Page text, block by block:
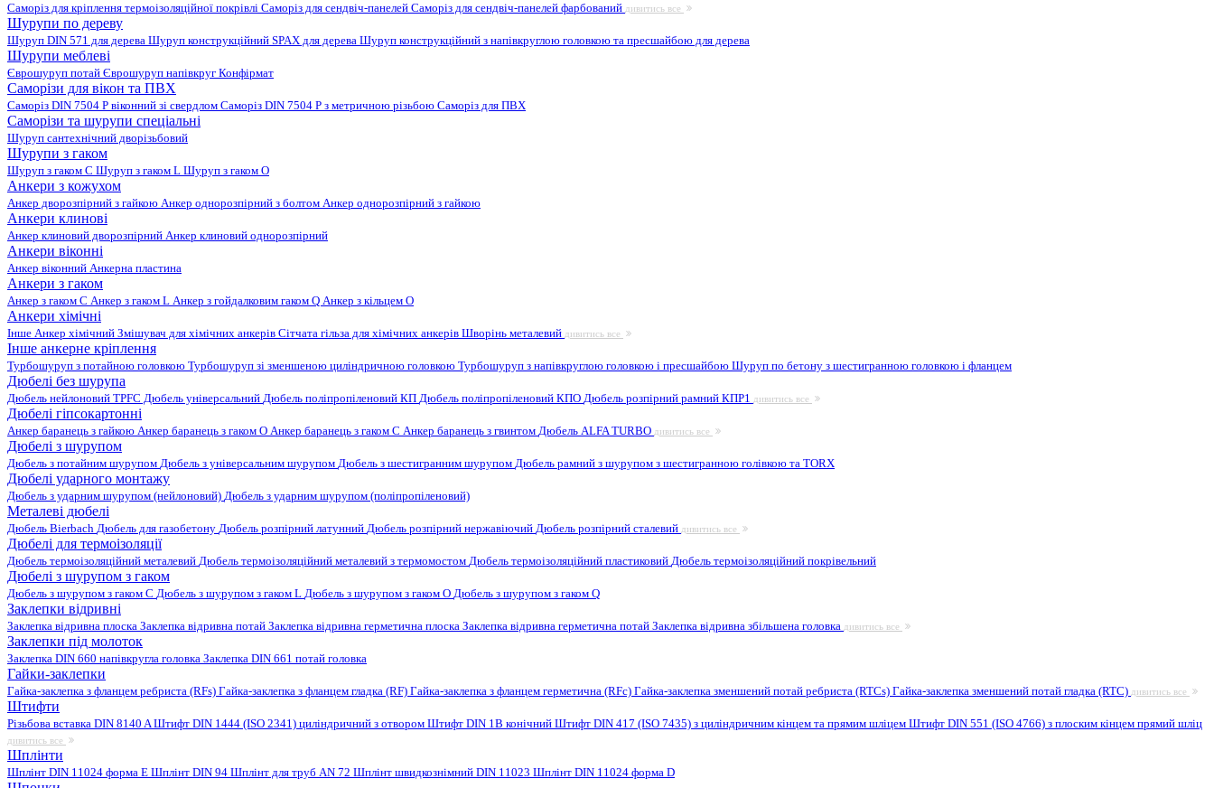
Саморіз для кріплення термоізоляційної покрівлі Саморіз для сендвіч-панелей Саморіз для сендвіч-панелей фарбований дивитись все
Шурупи по дереву
Шуруп DIN 571 для дерева Шуруп конструкційний SPAX для дерева Шуруп конструкційний з напівкруглою головкою та пресшайбою для дерева
Шурупи меблеві
Єврошуруп потай Єврошуруп напівкруг Конфірмат
Саморізи для вікон та ПВХ
Саморіз DIN 7504 P віконний зі свердлом Саморіз DIN 7504 P з метричною різьбою Саморіз для ПВХ
Саморізи та шурупи спеціальні
Шуруп сантехнічний дворізьбовий
Шурупи з гаком
Шуруп з гаком C Шуруп з гаком L Шуруп з гаком O
Анкери з кожухом
Анкер дворозпірний з гайкою Анкер однорозпірний з болтом Анкер однорозпірний з гайкою
Анкери клинові
Анкер клиновий дворозпірний Анкер клиновий однорозпірний
Анкери віконні
Анкер віконний Анкерна пластина
Анкери з гаком
Анкер з гаком C Анкер з гаком L Анкер з гойдалковим гаком Q Анкер з кільцем O
Анкери хімічні
Інше Анкер хімічний Змішувач для хімічних анкерів Сітчата гільза для хімічних анкерів Шворінь металевий дивитись все
Інше анкерне кріплення
Турбошуруп з потайною головкою Турбошуруп зі зменшеною циліндричною головкою Турбошуруп з напівкруглою головкою і пресшайбою Шуруп по бетону з шестигранною головкою і фланцем
Дюбелі без шурупа
Дюбель нейлоновий TPFC Дюбель універсальний Дюбель поліпропіленовий КП Дюбель поліпропіленовий КПО Дюбель розпірний рамний КПР1 дивитись все
Дюбелі гіпсокартонні
Анкер баранець з гайкою Анкер баранець з гаком O Анкер баранець з гаком С Анкер баранець з гвинтом Дюбель ALFA TURBO дивитись все
Дюбелі з шурупом
Дюбель з потайним шурупом Дюбель з універсальним шурупом Дюбель з шестигранним шурупом Дюбель рамний з шурупом з шестигранною голівкою та TORX
Дюбелі ударного монтажу
Дюбель з ударним шурупом (нейлоновий) Дюбель з ударним шурупом (поліпропіленовий)
Металеві дюбелі
Дюбель Bierbach Дюбель для газобетону Дюбель розпірний латунний Дюбель розпірний нержавіючий Дюбель розпірний сталевий дивитись все
Дюбелі для термоізоляції
Дюбель термоізоляційний металевий Дюбель термоізоляційний металевий з термомостом Дюбель термоізоляційний пластиковий Дюбель термоізоляційний покрівельний
Дюбелі з шурупом з гаком
Дюбель з шурупом з гаком C Дюбель з шурупом з гаком L Дюбель з шурупом з гаком O Дюбель з шурупом з гаком Q
Заклепки відривні
Заклепка відривна плоска Заклепка відривна потай Заклепка відривна герметична плоска Заклепка відривна герметична потай Заклепка відривна збільшена головка дивитись все
Заклепки під молоток
Заклепка DIN 660 напівкругла головка Заклепка DIN 661 потай головка
Гайки-заклепки
Гайка-заклепка з фланцем ребриста (RFs) Гайка-заклепка з фланцем гладка (RF) Гайка-заклепка з фланцем герметична (RFc) Гайка-заклепка зменшений потай ребриста (RTCs) Гайка-заклепка зменшений потай гладка (RTC) дивитись все
Штифти
Різьбова вставка DIN 8140 AШтифт DIN 1444 (ISO 2341) циліндричний з отвором Штифт DIN 1B конічний Штифт DIN 417 (ISO 7435) з циліндричним кінцем та прямим шліцем Штифт DIN 551 (ISO 4766) з плоским кінцем прямий шліц
дивитись все
Шплінти
Шплінт DIN 11024 форма E Шплінт DIN 94 Шплінт для труб AN 72 Шплінт швидкознімний DIN 11023 Шплінт DIN 11024 форма D